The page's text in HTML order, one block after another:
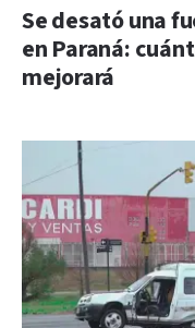
Se desató una
en Paraná:
mejorará